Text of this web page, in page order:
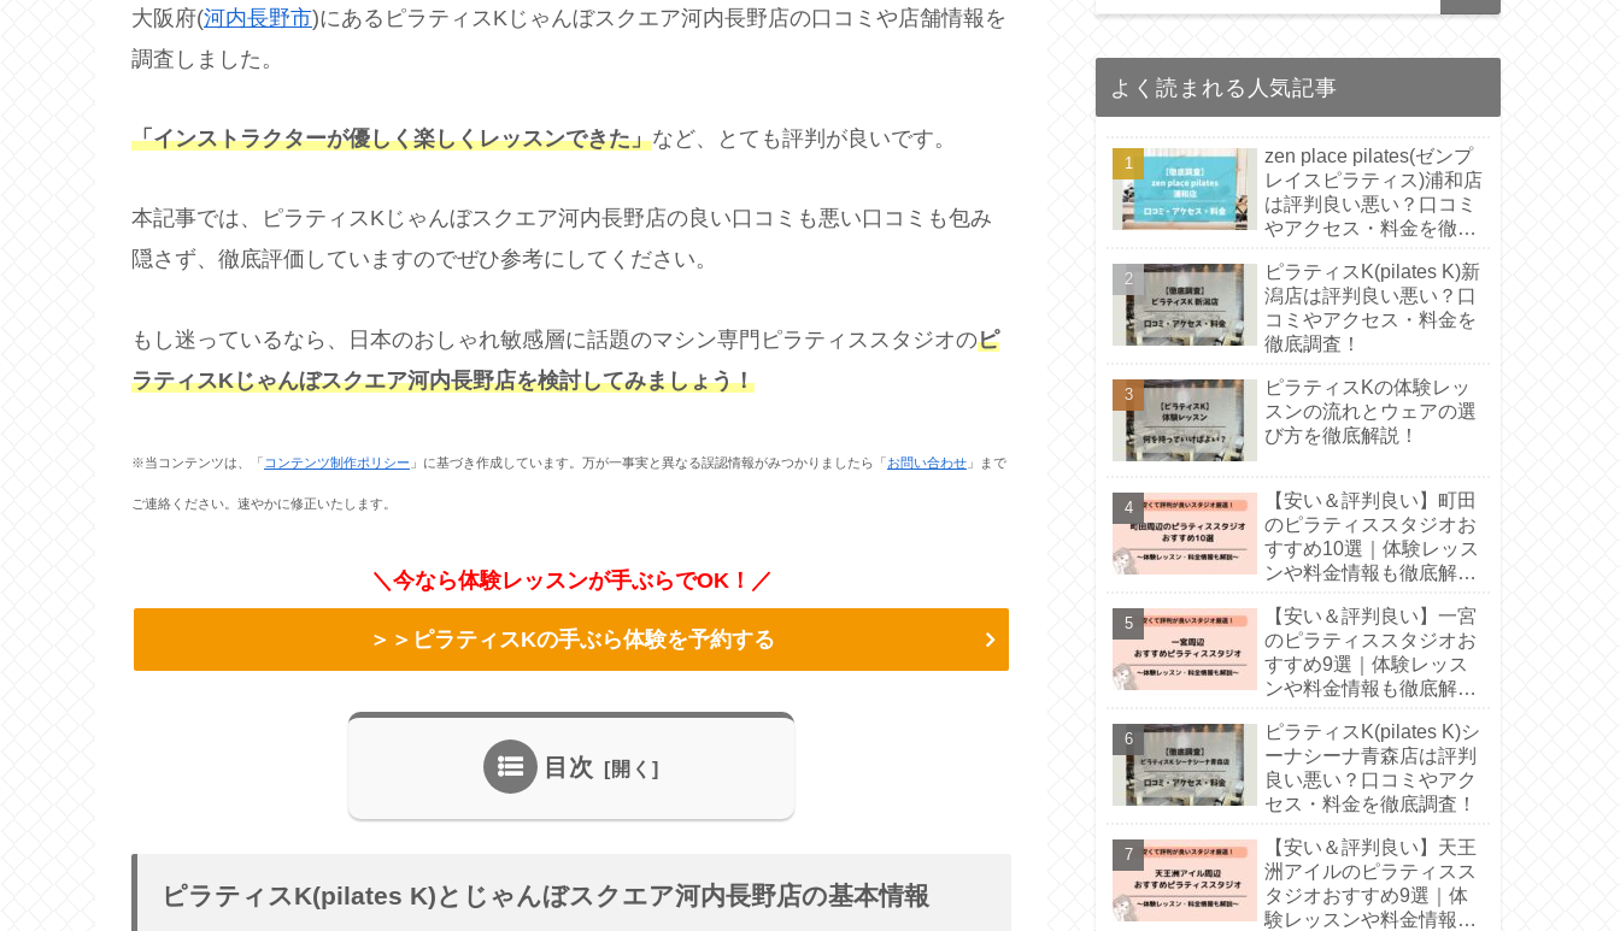
大阪府(河内長野市)にあるピラティスKじゃんぼスクエア河内長野店の口コミや店舗情報を
調査しました。
「インストラクターが優しく楽しくレッスンできた」など、とても評判が良いです。
本記事では、ピラティスKじゃんぼスクエア河内長野店の良い口コミも悪い口コミも包み
隠さず、徹底評価していますのでぜひ参考にしてください。
もし迷っているなら、日本のおしゃれ敏感層に話題のマシン専門ピラティススタジオのピ
ラティスKじゃんぼスクエア河内長野店を検討してみましょう！
※当コンテンツは、「 コンテンツ制作ポリシー 」に基づき作成しています。万が一事実と異なる誤認情報がみつかりましたら「 お問い合わせ 」まで
ご連絡ください。速やかに修正いたします。
＼今なら体験レッスンが手ぶらでOK！／
＞＞ピラティスKの手ぶら体験を予約する
目次
ピラティスK(pilates K)とじゃんぼスクエア河内長野店の基本情報
よく読まれる人気記事
zen place pilates(ゼンプ
レイスピラティス)浦和店
は評判良い悪い？口コミ
やアクセス・料金を徹底
ピラティスK(pilates K)新
潟店は評判良い悪い？口
コミやアクセス・料金を
徹底調査！
ピラティスKの体験レッ
スンの流れとウェアの選
び方を徹底解説！
【安い＆評判良い】町田
のピラティススタジオお
すすめ10選｜体験レッス
ンや料金情報も徹底解
【安い＆評判良い】一宮
のピラティススタジオお
すすめ9選｜体験レッス
ンや料金情報も徹底解
ピラティスK(pilates K)シ
ーナシーナ青森店は評判
良い悪い？口コミやアク
セス・料金を徹底調査！
【安い＆評判良い】天王
洲アイルのピラティスス
タジオおすすめ9選｜体
験レッスンや料金情報も